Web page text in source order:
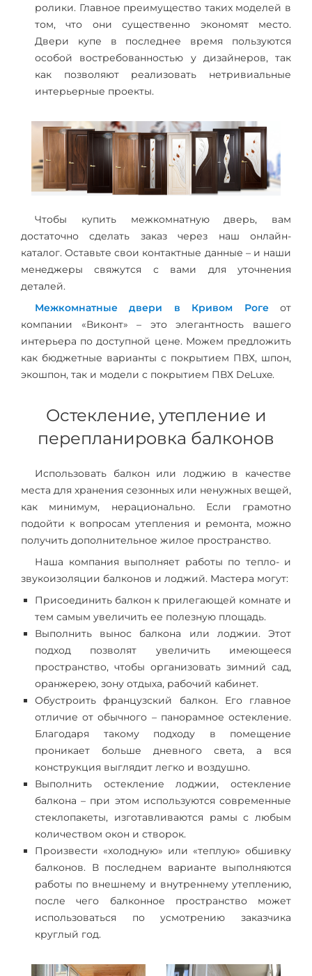
ролики. Главное преимущество таких моделей в
том, что они существенно экономят место.
Двери купе в последнее время пользуются
особой востребованностью у дизайнеров, так
как позволяют реализовать нетривиальные
интерьерные проекты.
Чтобы купить межкомнатную дверь, вам
достаточно сделать заказ через наш онлайн-
каталог. Оставьте свои контактные данные – и наши
менеджеры свяжутся с вами для уточнения
деталей.
Межкомнатные двери в Кривом Рогеот
компании «Виконт» – это элегантность вашего
интерьера по доступной цене. Можем предложить
как бюджетные варианты с покрытием ПВХ, шпон,
экошпон, так и модели с покрытием ПВХ DeLuxe.
Остекление, утепление и
перепланировка балконов
Использовать балкон или лоджию в качестве
места для хранения сезонных или ненужных вещей,
как минимум, нерационально. Если грамотно
подойти к вопросам утепления и ремонта, можно
получить дополнительное жилое пространство.
Наша компания выполняет работы по тепло- и
звукоизоляции балконов и лоджий. Мастера могут:
Присоединить балкон к прилегающей комнате и
тем самым увеличить ее полезную площадь.
Выполнить вынос балкона или лоджии. Этот
подход позволят увеличить имеющееся
пространство, чтобы организовать зимний сад,
оранжерею, зону отдыха, рабочий кабинет.
Обустроить французский балкон. Его главное
отличие от обычного – панорамное остекление.
Благодаря такому подходу в помещение
проникает больше дневного света, а вся
конструкция выглядит легко и воздушно.
Выполнить остекление лоджии, остекление
балкона – при этом используются современные
стеклопакеты, изготавливаются рамы с любым
количеством окон и створок.
Произвести «холодную» или «теплую» обшивку
балконов. В последнем варианте выполняются
работы по внешнему и внутреннему утеплению,
после чего балконное пространство может
использоваться по усмотрению заказчика
круглый год.